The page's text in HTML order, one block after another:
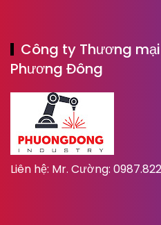
Công ty Thương
Phương Đông
Liên hệ: Mr. Cường: